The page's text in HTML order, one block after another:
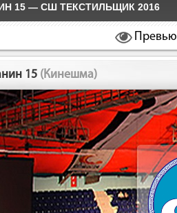
15 — СШ ТЕКСТИЛЬЩИК 2016
Превью
15 (Кинешма)